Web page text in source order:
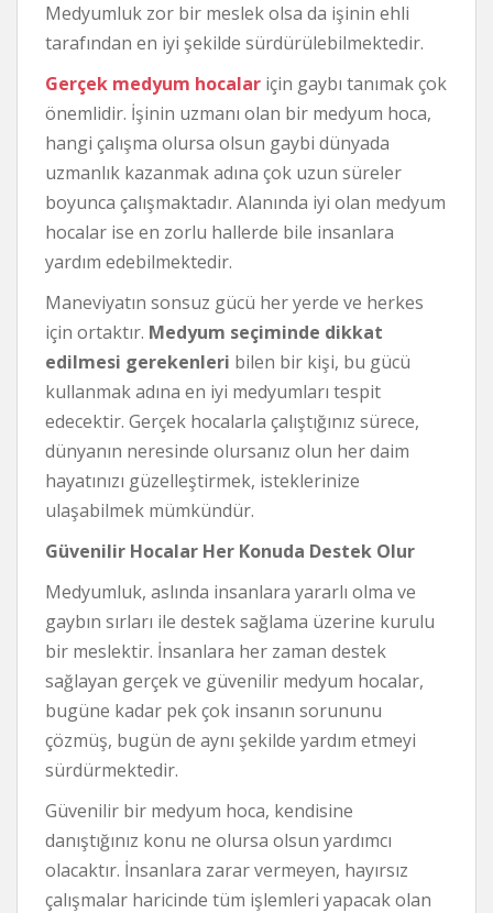
Medyumluk zor bir meslek olsa da işinin ehli
tarafından en iyi şekilde sürdürülebilmektedir.
Gerçek medyum hocalar için gaybı tanımak çok
önemlidir. İşinin uzmanı olan bir medyum hoca,
hangi çalışma olursa olsun gaybi dünyada
uzmanlık kazanmak adına çok uzun süreler
boyunca çalışmaktadır. Alanında iyi olan medyum
hocalar ise en zorlu hallerde bile insanlara
yardım edebilmektedir.
Maneviyatın sonsuz gücü her yerde ve herkes
için ortaktır. Medyum seçiminde dikkat
edilmesi gerekenleri bilen bir kişi, bu gücü
kullanmak adına en iyi medyumları tespit
edecektir. Gerçek hocalarla çalıştığınız sürece,
dünyanın neresinde olursanız olun her daim
hayatınızı güzelleştirmek, isteklerinize
ulaşabilmek mümkündür.
Güvenilir Hocalar Her Konuda Destek Olur
Medyumluk, aslında insanlara yararlı olma ve
gaybın sırları ile destek sağlama üzerine kurulu
bir meslektir. İnsanlara her zaman destek
sağlayan gerçek ve güvenilir medyum hocalar,
bugüne kadar pek çok insanın sorununu
çözmüş, bugün de aynı şekilde yardım etmeyi
sürdürmektedir.
Güvenilir bir medyum hoca, kendisine
danıştığınız konu ne olursa olsun yardımcı
olacaktır. İnsanlara zarar vermeyen, hayırsız
çalışmalar haricinde tüm işlemleri yapacak olan